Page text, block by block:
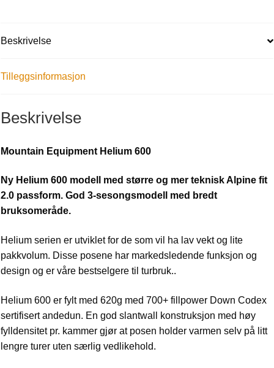
Beskrivelse
Tilleggsinformasjon
Beskrivelse
Mountain Equipment Helium 600
Ny Helium 600 modell med større og mer teknisk Alpine fit
2.0 passform. God 3-sesongsmodell med bredt
bruksomeråde.
Helium serien er utviklet for de som vil ha lav vekt og lite
pakkvolum. Disse posene har markedsledende funksjon og
design og er våre bestselgere til turbruk..
Helium 600 er fylt med 620g med 700+ fillpower Down Codex
sertifisert andedun. En god slantwall konstruksjon med høy
fylldensitet pr. kammer gjør at posen holder varmen selv på litt
lengre turer uten særlig vedlikehold.